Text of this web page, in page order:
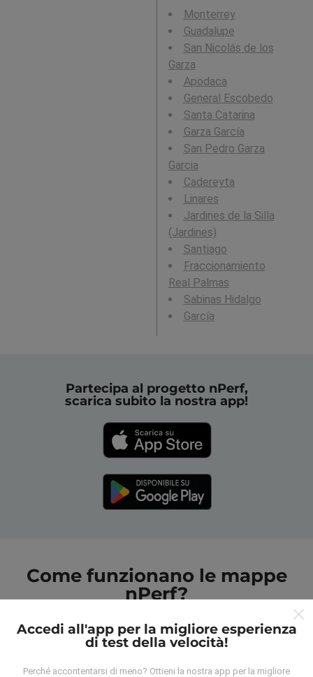
Monterrey
Guadalupe
San Nicolás de los
Garza
Apodaca
General Escobedo
Santa Catarina
Garza García
San Pedro Garza
Garcia
Cadereyta
Linares
Jardines de la Silla
(Jardines)
Santiago
Fraccionamiento
Real Palmas
Sabinas Hidalgo
García
Partecipa al progetto nPerf,
scarica subito la nostra app!
Come funzionano le mappe
nPerf?
Accedi all'app per la migliore esperienza
di test della velocità!
Perché accontentarsi di meno? Ottieni la nostra app per la migliore